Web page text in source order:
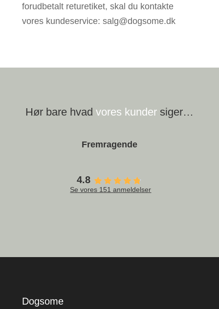
forudbetalt returetiket, skal du kontakte
vores kundeservice: salg@dogsome.dk
Hør bare hvad vores kundersiger…
Fremragende
4.8
Se vores 151 anmeldelser
Dogsome